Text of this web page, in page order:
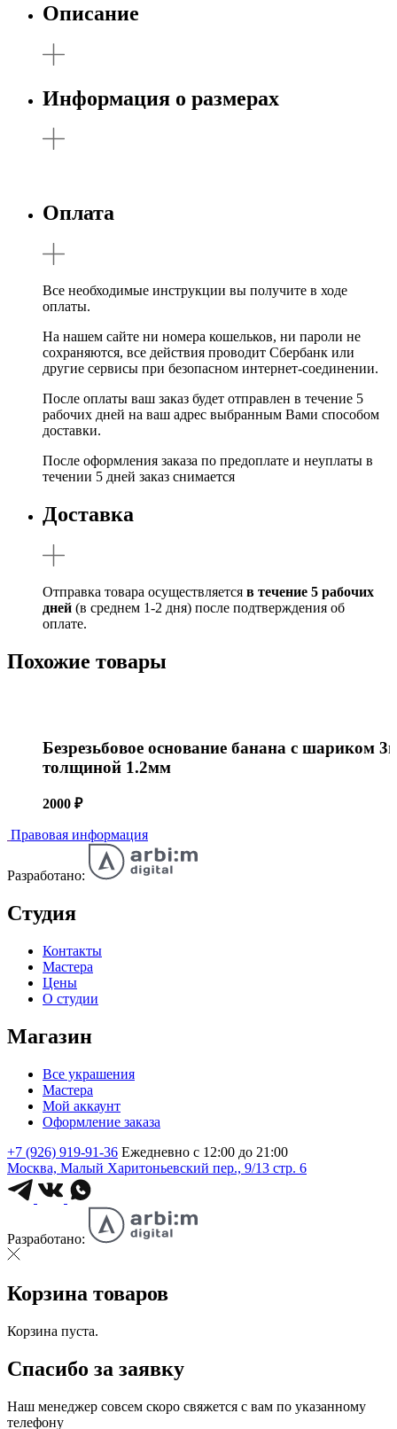
Описание
Информация о размерах
Оплата
Все необходимые инструкции вы получите в ходе
оплаты.
На нашем сайте ни номера кошельков, ни пароли не
сохраняются, все действия проводит Сбербанк или
другие сервисы при безопасном интернет-соединении.
После оплаты ваш заказ будет отправлен в течение 5
рабочих дней на ваш адрес выбранным Вами способом
доставки.
После оформления заказа по предоплате и неуплаты в
течении 5 дней заказ снимается
Доставка
Отправка товара осуществляется в течение 5 рабочих
дней (в среднем 1-2 дня) после подтверждения об
оплате.
Похожие товары
Безрезьбовое основание банана с шариком
толщиной 1.2мм
2000 ₽
Правовая информация
Разработано:
Студия
Контакты
Мастера
Цены
О студии
Магазин
Все украшения
Мастера
Мой аккаунт
Оформление заказа
+7 (926) 919-91-36 Ежедневно с 12:00 до 21:00
Москва, Малый Харитоньевский пер., 9/13 стр. 6
Разработано:
Корзина товаров
Корзина пуста.
Спасибо за заявку
Наш менеджер совсем скоро свяжется с вам по указанному
телефону